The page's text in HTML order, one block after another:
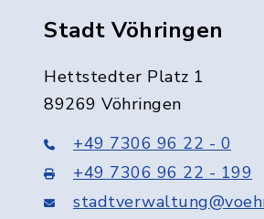
Stadt Vöhringen
Hettstedter Platz 1
89269 Vöhringen
+49 7306 96 22 - 0
+49 7306 96 22 - 199